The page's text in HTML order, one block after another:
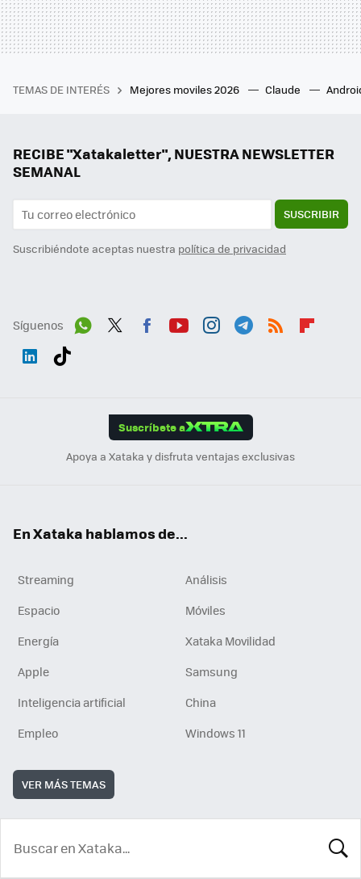
TEMAS DE INTERÉS Mejores moviles 2026 Claude
RECIBE "Xatakaletter", NUESTRA NEWSLETTER
SEMANAL
SUSCRIBIR
Suscribiéndote aceptas nuestra política de privacidad
Síguenos
Suscríbete a
Apoya a Xataka y disfruta ventajas exclusivas
En Xataka hablamos de...
Streaming
Análisis
Espacio
Móviles
Energía
Xataka Movilidad
Apple
Samsung
Inteligencia artificial
China
Empleo
Windows 11
VER MÁS TEMAS